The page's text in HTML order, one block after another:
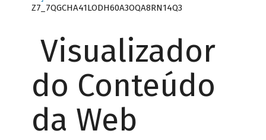
Z7_7QGCHA41LODH60A3OQA8RN14Q3
Visualizador
do Conteúdo
da Web